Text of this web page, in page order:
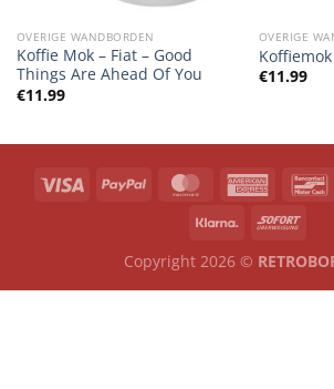
OVERIGE WANDBORDEN
Koffie Mok – Fiat – Good
Things Are Ahead Of You
€11.99
OVERIGE
€11.99
Copyright 2026 ©